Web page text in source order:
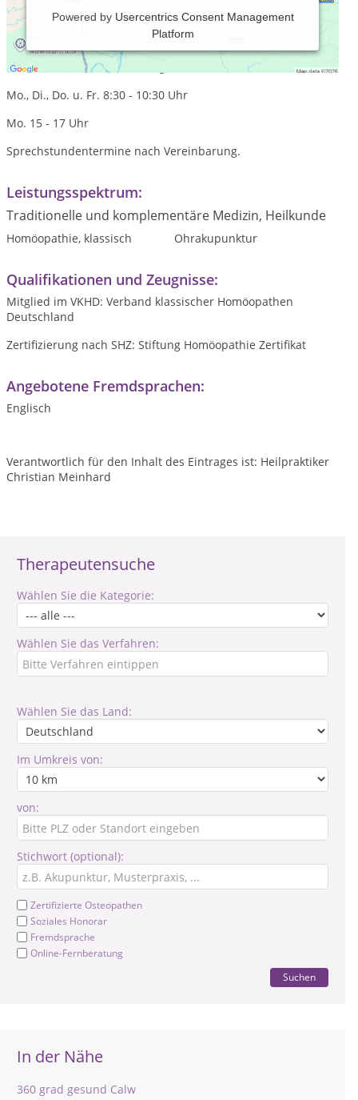
Therapeutensuche
Wählen Sie die Kategorie:
Wählen Sie das Verfahren:
Wählen Sie das Land:
Im Umkreis von:
von:
Stichwort (optional):
Zertifizierte Osteopathen
Soziales Honorar
Fremdsprache
Online-Fernberatung
Suchen
In der Nähe
360 grad gesund Calw
Powered by Usercentrics Consent Management
Platform
Praxiszeiten:
Telefonzeiten zur Anmeldung
Mo., Di., Do. u. Fr. 8:30 - 10:30 Uhr
Mo. 15 - 17 Uhr
Sprechstundentermine nach Vereinbarung.
Leistungsspektrum:
Traditionelle und komplementäre Medizin, Heilkunde
Homöopathie, klassisch Ohrakupunktur
Qualifikationen und Zeugnisse:
Mitglied im VKHD: Verband klassischer Homöopathen
Deutschland
Zertifizierung nach SHZ: Stiftung Homöopathie Zertifikat
Angebotene Fremdsprachen:
Englisch
Verantwortlich für den Inhalt des Eintrages ist: Heilpraktiker
Christian Meinhard